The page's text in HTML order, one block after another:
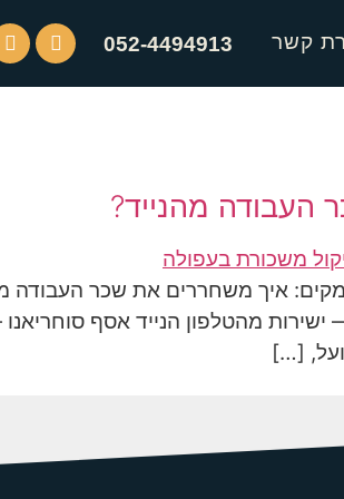
קשר 052-4494913
העבודה מהנייד?
איך משחררים את שכר העבודה
מהטלפון הנייד אסף
[…]